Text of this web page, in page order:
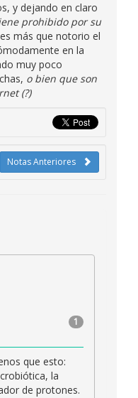
y dejando en claro
prohibido por su
más que notorio el
en la
muy poco
o bien que son
(?)
Notas Anteriores
1
que esto:
la
de protones.